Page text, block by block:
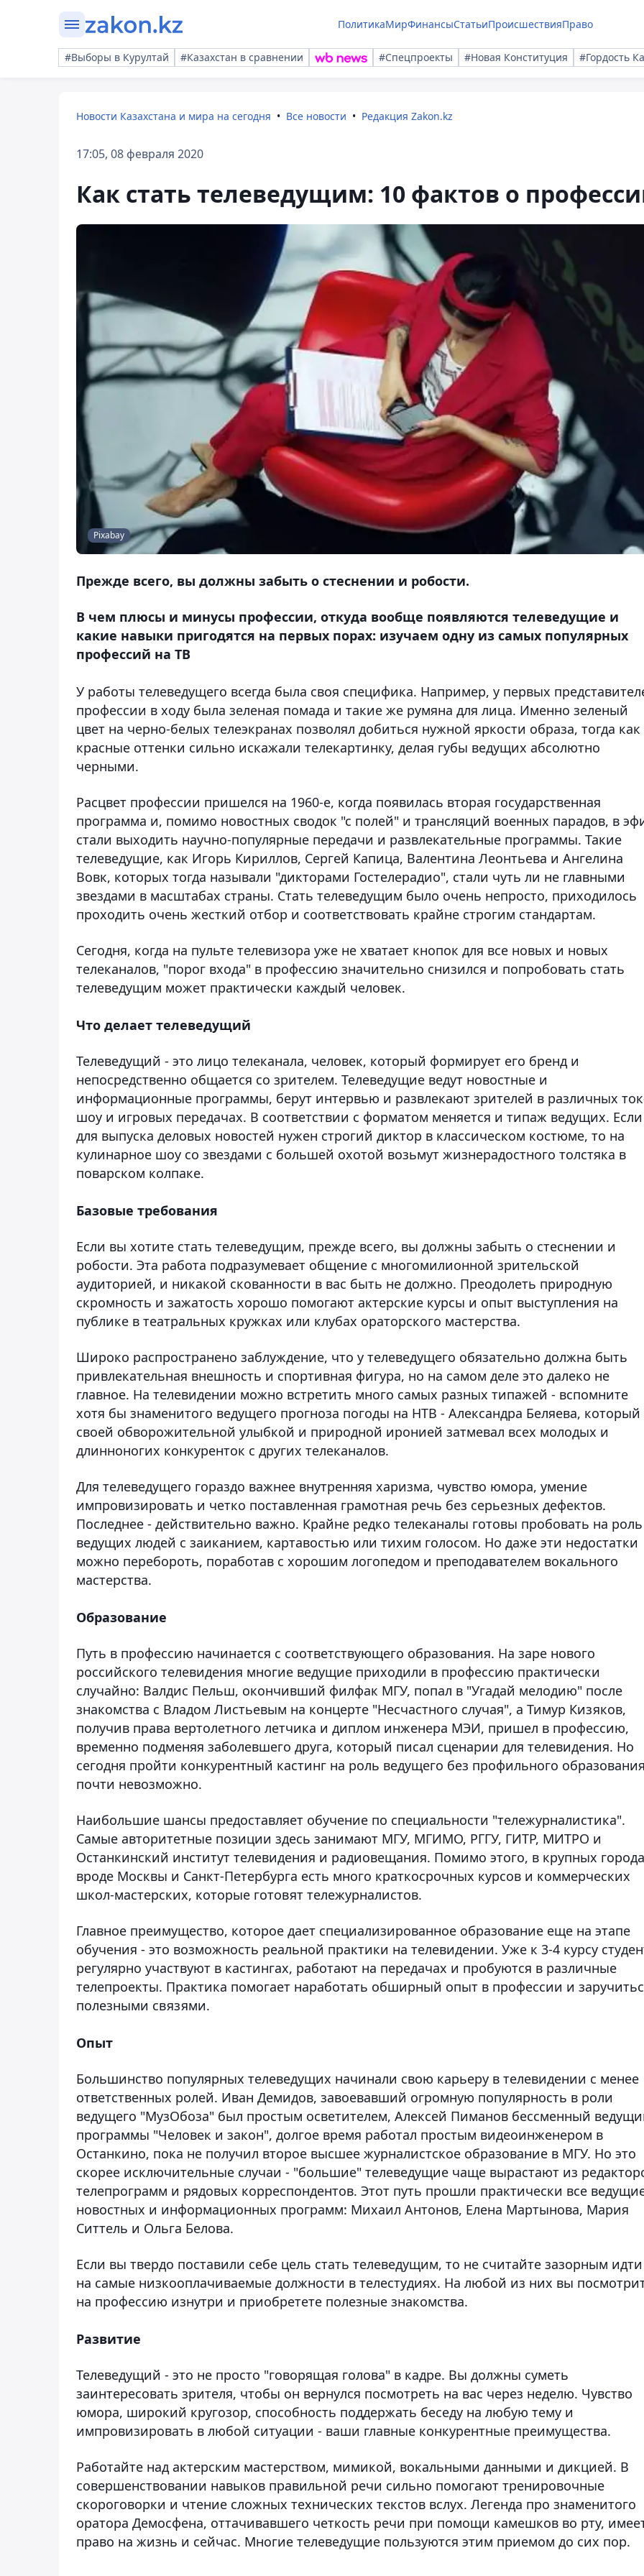
ПолитикаМирФинансыСтатьиПроисшествияПраво
#Выборы в Курултай #Казахстан в сравнении #Спецпроекты #Новая Конституция #Гордость
Новости Казахстана и мира на сегодня Все новости Редакция Zakon.kz
17:05, 08 февраля 2020
Как стать телеведущим: 10 фактов о
Pixabay
Прежде всего, вы должны забыть о стеснении и робости.
В чем плюсы и минусы профессии, откуда вообще появляются телеведущие и
какие навыки пригодятся на первых порах: изучаем одну из самых популярных
профессий на ТВ
У работы телеведущего всегда была своя специфика. Например, у первых
профессии в ходу была зеленая помада и такие же румяна для лица. Именно зеленый
цвет на черно-белых телеэкранах позволял добиться нужной яркости образа, тогда как
красные оттенки сильно искажали телекартинку, делая губы ведущих абсолютно
черными.
Расцвет профессии пришелся на 1960-е, когда появилась вторая государственная
программа и, помимо новостных сводок "с полей" и трансляций военных парадов, в
стали выходить научно-популярные передачи и развлекательные программы. Такие
телеведущие, как Игорь Кириллов, Сергей Капица, Валентина Леонтьева и Ангелина
Вовк, которых тогда называли "дикторами Гостелерадио", стали чуть ли не главными
звездами в масштабах страны. Стать телеведущим было очень непросто, приходилось
проходить очень жесткий отбор и соответствовать крайне строгим стандартам.
Сегодня, когда на пульте телевизора уже не хватает кнопок для все новых и новых
телеканалов, "порог входа" в профессию значительно снизился и попробовать стать
телеведущим может практически каждый человек.
Что делает телеведущий
Телеведущий - это лицо телеканала, человек, который формирует его бренд и
непосредственно общается со зрителем. Телеведущие ведут новостные и
информационные программы, берут интервью и развлекают зрителей в различных
шоу и игровых передачах. В соответствии с форматом меняется и типаж ведущих. Если
для выпуска деловых новостей нужен строгий диктор в классическом костюме, то на
кулинарное шоу со звездами с большей охотой возьмут жизнерадостного толстяка в
поварском колпаке.
Базовые требования
Если вы хотите стать телеведущим, прежде всего, вы должны забыть о стеснении и
робости. Эта работа подразумевает общение с многомилионной зрительской
аудиторией, и никакой скованности в вас быть не должно. Преодолеть природную
скромность и зажатость хорошо помогают актерские курсы и опыт выступления на
публике в театральных кружках или клубах ораторского мастерства.
Широко распространено заблуждение, что у телеведущего обязательно должна быть
привлекательная внешность и спортивная фигура, но на самом деле это далеко не
главное. На телевидении можно встретить много самых разных типажей - вспомните
хотя бы знаменитого ведущего прогноза погоды на НТВ - Александра Беляева, который
своей обворожительной улыбкой и природной иронией затмевал всех молодых и
длинноногих конкуренток с других телеканалов.
Для телеведущего гораздо важнее внутренняя харизма, чувство юмора, умение
импровизировать и четко поставленная грамотная речь без серьезных дефектов.
Последнее - действительно важно. Крайне редко телеканалы готовы пробовать на роль
ведущих людей с заиканием, картавостью или тихим голосом. Но даже эти недостатки
можно перебороть, поработав с хорошим логопедом и преподавателем вокального
мастерства.
Образование
Путь в профессию начинается с соответствующего образования. На заре нового
российского телевидения многие ведущие приходили в профессию практически
случайно: Валдис Пельш, окончивший филфак МГУ, попал в "Угадай мелодию" после
знакомства с Владом Листьевым на концерте "Несчастного случая", а Тимур Кизяков,
получив права вертолетного летчика и диплом инженера МЭИ, пришел в профессию,
временно подменяя заболевшего друга, который писал сценарии для телевидения. Но
сегодня пройти конкурентный кастинг на роль ведущего без профильного
почти невозможно.
Наибольшие шансы предоставляет обучение по специальности "тележурналистика".
Самые авторитетные позиции здесь занимают МГУ, МГИМО, РГГУ, ГИТР, МИТРО и
Останкинский институт телевидения и радиовещания. Помимо этого, в крупных
вроде Москвы и Санкт-Петербурга есть много краткосрочных курсов и коммерческих
школ-мастерских, которые готовят тележурналистов.
Главное преимущество, которое дает специализированное образование еще на этапе
обучения - это возможность реальной практики на телевидении. Уже к 3-4 курсу
регулярно участвуют в кастингах, работают на передачах и пробуются в различные
телепроекты. Практика помогает наработать обширный опыт в профессии и
полезными связями.
Опыт
Большинство популярных телеведущих начинали свою карьеру в телевидении с менее
ответственных ролей. Иван Демидов, завоевавший огромную популярность в роли
ведущего "МузОбоза" был простым осветителем, Алексей Пиманов бессменный
программы "Человек и закон", долгое время работал простым видеоинженером в
Останкино, пока не получил второе высшее журналистское образование в МГУ. Но это
скорее исключительные случаи - "большие" телеведущие чаще вырастают из
телепрограмм и рядовых корреспондентов. Этот путь прошли практически все
новостных и информационных программ: Михаил Антонов, Елена Мартынова, Мария
Ситтель и Ольга Белова.
Если вы твердо поставили себе цель стать телеведущим, то не считайте зазорным идти
на самые низкооплачиваемые должности в телестудиях. На любой из них вы
на профессию изнутри и приобретете полезные знакомства.
Развитие
Телеведущий - это не просто "говорящая голова" в кадре. Вы должны суметь
заинтересовать зрителя, чтобы он вернулся посмотреть на вас через неделю. Чувство
юмора, широкий кругозор, способность поддержать беседу на любую тему и
импровизировать в любой ситуации - ваши главные конкурентные преимущества.
Работайте над актерским мастерством, мимикой, вокальными данными и дикцией. В
совершенствовании навыков правильной речи сильно помогают тренировочные
скороговорки и чтение сложных технических текстов вслух. Легенда про знаменитого
оратора Демосфена, оттачивавшего четкость речи при помощи камешков во рту,
право на жизнь и сейчас. Многие телеведущие пользуются этим приемом до сих пор.